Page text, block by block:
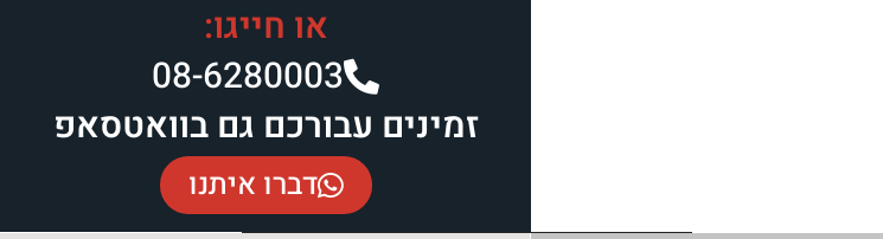
או חייגו:
08-6280003​
זמינים עבורכם גם בוואטסאפ
דברו איתנו